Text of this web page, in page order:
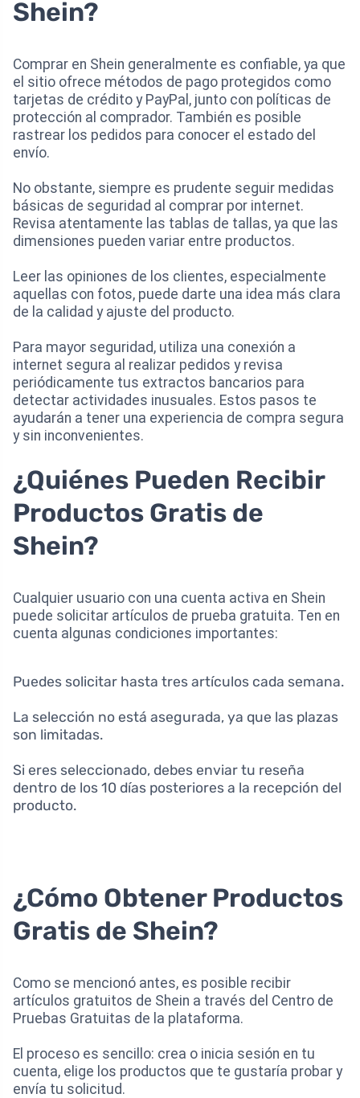
Shein?
Comprar en Shein generalmente es confiable, ya que
el sitio ofrece métodos de pago protegidos como
tarjetas de crédito y PayPal, junto con políticas de
protección al comprador. También es posible
rastrear los pedidos para conocer el estado del
envío.
No obstante, siempre es prudente seguir medidas
básicas de seguridad al comprar por internet.
Revisa atentamente las tablas de tallas, ya que las
dimensiones pueden variar entre productos.
Leer las opiniones de los clientes, especialmente
aquellas con fotos, puede darte una idea más clara
de la calidad y ajuste del producto.
Para mayor seguridad, utiliza una conexión a
internet segura al realizar pedidos y revisa
periódicamente tus extractos bancarios para
detectar actividades inusuales. Estos pasos te
ayudarán a tener una experiencia de compra segura
y sin inconvenientes.
¿Quiénes Pueden Recibir
Productos Gratis de
Shein?
Cualquier usuario con una cuenta activa en Shein
puede solicitar artículos de prueba gratuita. Ten en
cuenta algunas condiciones importantes:
Puedes solicitar hasta tres artículos cada semana.
La selección no está asegurada, ya que las plazas
son limitadas.
Si eres seleccionado, debes enviar tu reseña
dentro de los 10 días posteriores a la recepción del
producto.
¿Cómo Obtener Productos
Gratis de Shein?
Como se mencionó antes, es posible recibir
artículos gratuitos de Shein a través del Centro de
Pruebas Gratuitas de la plataforma.
El proceso es sencillo: crea o inicia sesión en tu
cuenta, elige los productos que te gustaría probar y
envía tu solicitud.